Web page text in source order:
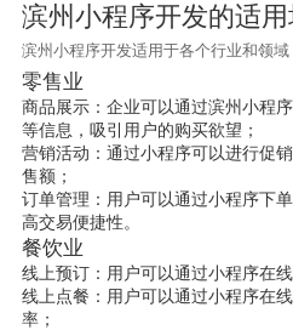
滨州小程序开发的适
滨州小程序开发适用于各个行业和领
零售业
商品展示：企业可以通过滨州小程
等信息，吸引用户的购买欲望；
营销活动：通过小程序可以进行促
售额；
订单管理：用户可以通过小程序下
高交易便捷性。
餐饮业
线上预订：用户可以通过小程序在
线上点餐：用户可以通过小程序在
率；